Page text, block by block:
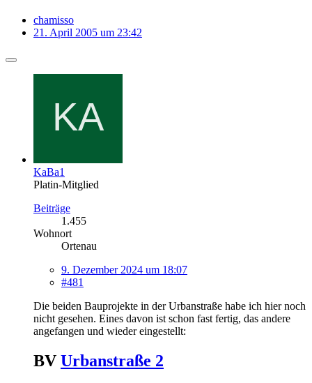
chamisso
21. April 2005 um 23:42
KaBa1
Platin-Mitglied
Beiträge
1.455
Wohnort
Ortenau
9. Dezember 2024 um 18:07
#481
Die beiden Bauprojekte in der Urbanstraße habe ich hier noch
nicht gesehen. Eines davon ist schon fast fertig, das andere
angefangen und wieder eingestellt:
BV Urbanstraße 2